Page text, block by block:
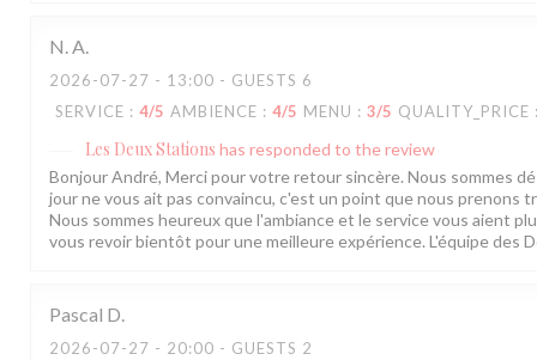
N.A
2026-07-27 - 13:00 - GUESTS 6
SERVICE : 4/5 AMBIENCE : 4/5 MENU : 3/5 QUALITY_PRICE
Les Deux Stations has responded to the review
Bonjour André, Merci pour votre retour sincère. Nous sommes
jour ne vous ait pas convaincu, c'est un point que nous prenons
Nous sommes heureux que l'ambiance et le service vous aient
vous revoir bientôt pour une meilleure expérience. L'équipe des
Pascal D
2026-07-27 - 20:00 - GUESTS 2